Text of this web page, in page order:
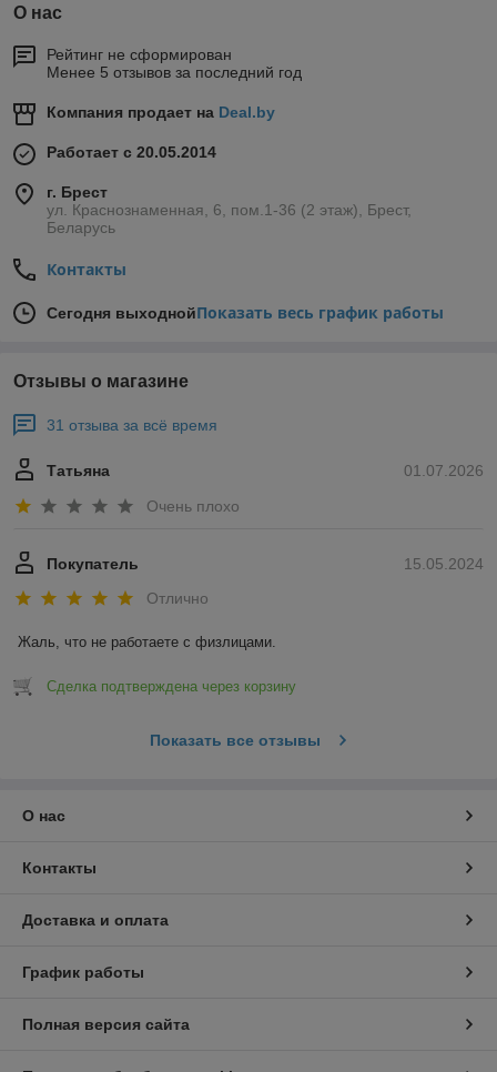
О нас
Рейтинг не сформирован
Менее 5 отзывов за последний год
Компания продает на Deal.by
Работает с 20.05.2014
г. Брест
ул. Краснознаменная, 6, пом.1-36 (2 этаж), Брест,
Беларусь
Контакты
Сегодня выходнойПоказать весь график работы
Отзывы о магазине
31 отзыва за всё время
01.07.2026
Татьяна
Очень плохо
15.05.2024
Покупатель
Отлично
Жаль, что не работаете с физлицами.
Сделка подтверждена через корзину
Показать все отзывы
О нас
Контакты
Доставка и оплата
График работы
Полная версия сайта